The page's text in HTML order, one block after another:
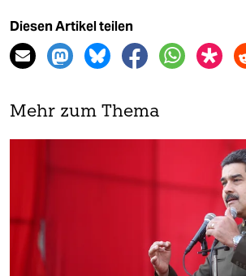
Diesen Artikel teilen
Mehr zum Thema